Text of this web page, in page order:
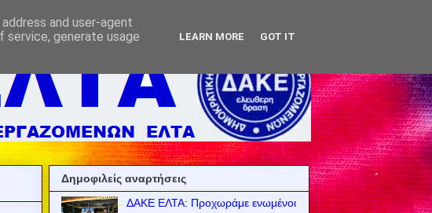
Δημοφιλείς αναρτήσεις
ΔΑΚΕ ΕΛΤΑ: Προχωράμε ενωμένοι
and user-agent
service, generate usage
LEARN MORE GOT IT